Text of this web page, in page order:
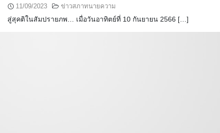
11/09/2023 ข่าวสภาทนายความ
สู่สุคติในสัมปรายภพ… เมื่อวันอาทิตย์ที่ 10 กันยายน 2566 […]